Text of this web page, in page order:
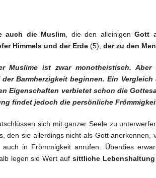
auch die Muslim , die den alleinigenGott
Himmels und der Erde (5), der zu den
Muslime ist zwar monotheistisch.
Barmherzigkeit beginnen. Ein
Eigenschaften verbietet schon die
findet jedoch die persönliche
sich mit ganzer Seele zu
den sie allerdings nicht als Gott
in Frömmigkeit anrufen. Überdies
legen sie Wert auf sittliche Lebenshaltung